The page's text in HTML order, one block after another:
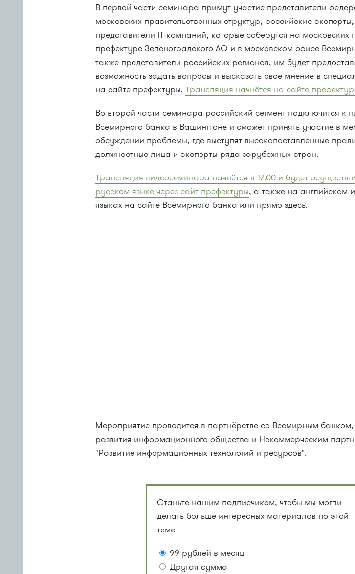
В первой части семинара примут участие представители
московских правительственных структур, российские эксперты,
представители IT-компаний, которые соберутся на московских
префектуре Зеленоградского АО и в московском офисе
также представители российских регионов, им будет
возможность задать вопросы и высказать свое мнение в
на сайте префектуры.Трансляция начнётся на сайте
Во второй части семинара российский сегмент подключится к
Всемирного банка в Вашингтоне и сможет принять участие в
обсуждении проблемы, где выступят высокопоставленные
должностные лица и эксперты ряда зарубежных стран.
Трансляция видеосеминара начнётся в 17:00 и будет
русском языке через сайт префектуры, а также на английском
языках на сайте Всемирного банка или прямо здесь.
Мероприятие проводится в партнёрстве со Всемирным банком,
развития информационного общества и Некоммерческим
"Развитие информационных технологий и ресурсов".
Станьте нашим подписчиком, чтобы мы могли
делать больше интересных материалов по этой
теме
99 рублей в месяц
Другая сумма